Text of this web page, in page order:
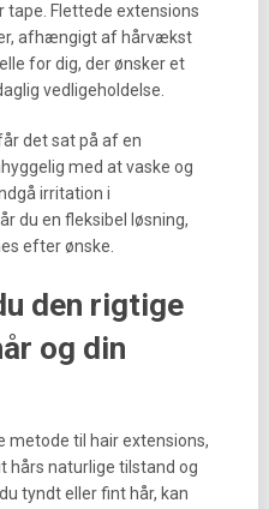
tape. Flettede extensions
afhængigt af hårvækst
for dig, der ønsker et
vedligeholdelse.
det sat på af en
med at vaske og
irritation i
du en fleksibel løsning,
efter ønske.
den rigtige
og din
metode til hair extensions,
hårs naturlige tilstand og
tyndt eller fint hår, kan